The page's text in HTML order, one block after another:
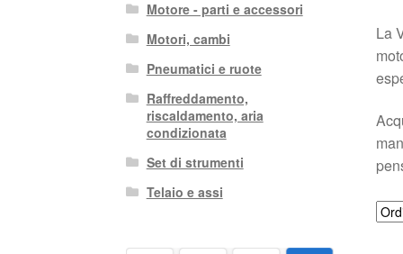
La
Motore - parti e accessori
Motori, cambi
Pneumatici e ruote
Raffreddamento,
riscaldamento, aria
condizionata
Set di strumenti
Telaio e assi